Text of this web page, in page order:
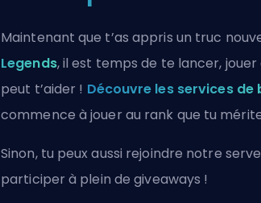
Maintenant que t’as appris un truc
Legends, il est temps de te lancer,
peut t’aider ! Découvre les services de
commence à jouer au rank que tu
Sinon, tu peux aussi rejoindre notre
participer à plein de giveaways !